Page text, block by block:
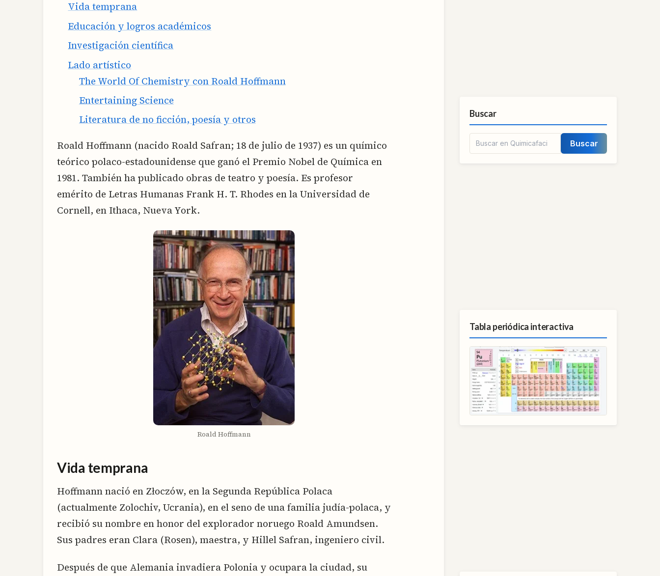
Vida temprana
Educación y logros académicos
Investigación científica
Lado artístico
The World Of Chemistry con Roald Hoffmann
Entertaining Science
Literatura de no ficción, poesía y otros
Roald Hoffmann (nacido Roald Safran; 18 de julio de 1937) es un químico
teórico polaco-estadounidense que ganó el Premio Nobel de Química en
1981. También ha publicado obras de teatro y poesía. Es profesor
emérito de Letras Humanas Frank H. T. Rhodes en la Universidad de
Cornell, en Ithaca, Nueva York.
Roald Hoffmann
Vida temprana
Hoffmann nació en Złoczów, en la Segunda República Polaca
(actualmente Zolochiv, Ucrania), en el seno de una familia judía-polaca, y
recibió su nombre en honor del explorador noruego Roald Amundsen.
Sus padres eran Clara (Rosen), maestra, y Hillel Safran, ingeniero civil.
Después de que Alemania invadiera Polonia y ocupara la ciudad, su
Buscar
Buscar
Tabla periódica interactiva